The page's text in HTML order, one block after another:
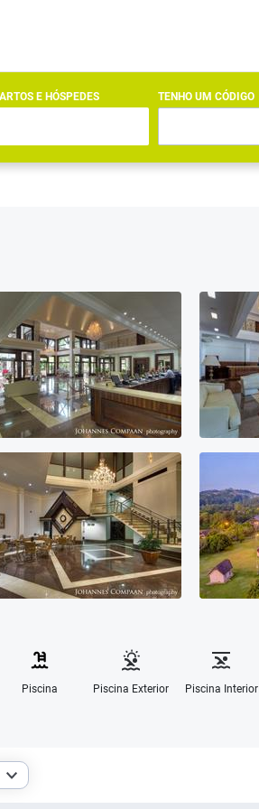
E HÓSPEDES TENHO UM CÓDIGO
Piscina Piscina Exterior Piscina Interior